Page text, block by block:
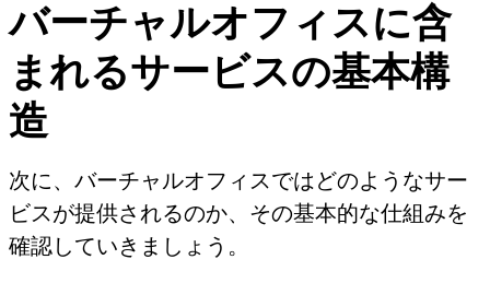
バーチャルオフィスに含
まれるサービスの基本構
造
次に、バーチャルオフィスではどのようなサー
ビスが提供されるのか、その基本的な仕組みを
確認していきましょう。